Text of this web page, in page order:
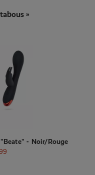
»
- Noir/Rouge